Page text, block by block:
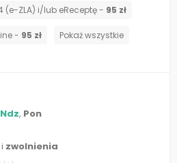
(e-ZLA) i/lub eReceptę - 95 zł
- 95 zł Pokaż wszystkie
Ndz, Pon
i zwolnienia